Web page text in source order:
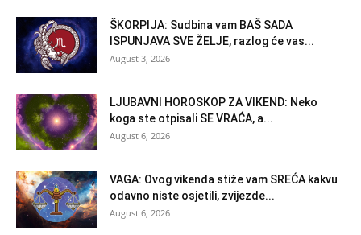
ŠKORPIJA: Sudbina vam BAŠ SADA
ISPUNJAVA SVE ŽELJE, razlog će vas...
August 3, 2026
LJUBAVNI HOROSKOP ZA VIKEND: Neko
koga ste otpisali SE VRAĆA, a...
August 6, 2026
VAGA: Ovog vikenda stiže vam SREĆA kakvu
odavno niste osjetili, zvijezde...
August 6, 2026